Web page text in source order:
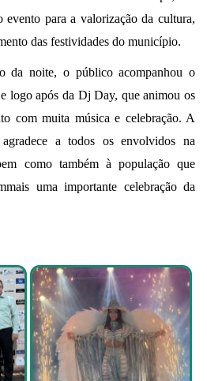
evento para a valorização da cultura,
das festividades do município.
da noite, o público acompanhou o
logo após da Dj Day, que animou os
com muita música e celebração. A
a todos os envolvidos na
como também à população que
uma importante celebração da